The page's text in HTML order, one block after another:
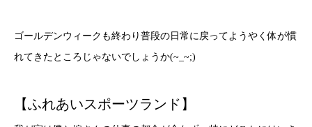
ゴールデンウィークも終わり普段の日常に戻ってようやく体が慣
れてきたところじゃないでしょうか(~_~;)
【ふれあいスポーツランド】